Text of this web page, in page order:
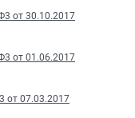
от 30.10.2017
от 01.06.2017
от 07.03.2017